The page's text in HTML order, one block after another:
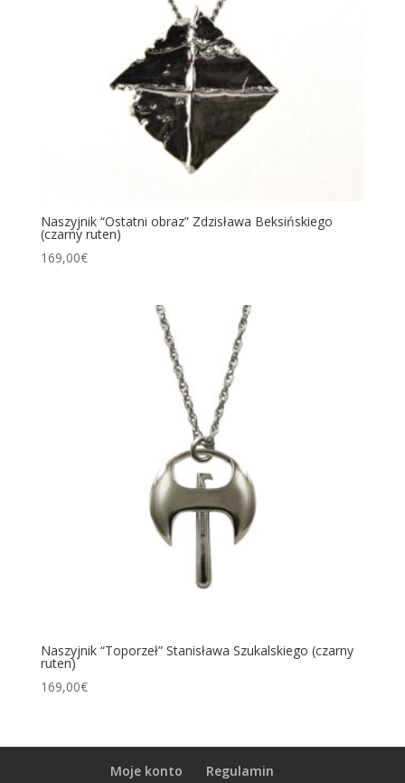
Naszyjnik “Ostatni obraz” Zdzisława Beksińskiego
(czarny ruten)
169,00€
Naszyjnik “Toporzeł” Stanisława Szukalskiego (czarny
ruten)
169,00€
Moje konto
Regulamin